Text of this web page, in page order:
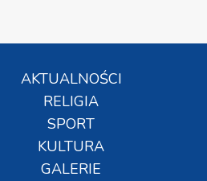
AKTUALNOŚCI
RELIGIA
SPORT
KULTURA
GALERIE